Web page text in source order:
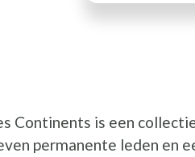
Continents is een
permanente leden en